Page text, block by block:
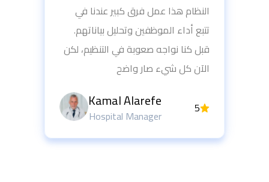
النظام هذا عمل فرق كبير عندنا في
تتبع أداء الموظفين وتحليل بياناتهم.
قبل كنا نواجه صعوبة في التنظيم، لكن
الآن كل شيء صار واضح
Kamal Alarefe
Hospital Manager